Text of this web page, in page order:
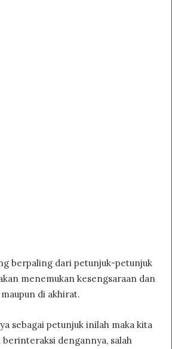
berpaling dari petunjuk-petunjuk
menemukan kesengsaraan dan
di akhirat.
sebagai petunjuk inilah maka kita
dengannya, salah